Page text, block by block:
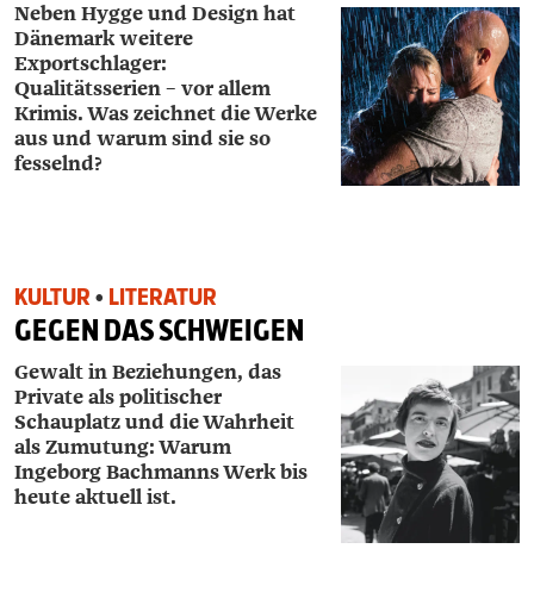
Neben Hygge und Design hat
Dänemark weitere
Exportschlager:
Qualitätsserien – vor allem
Krimis. Was zeichnet die Werke
aus und warum sind sie so
fesselnd?
KULTUR • LITERATUR
GEGEN DAS SCHWEIGEN
Gewalt in Beziehungen, das
Private als politischer
Schauplatz und die Wahrheit
als Zumutung: Warum
Ingeborg Bachmanns Werk bis
heute aktuell ist.